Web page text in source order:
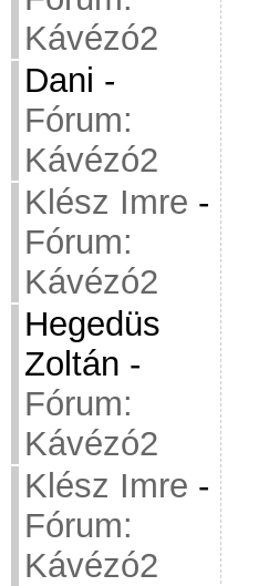
Kávézó2
Dani -
Fórum:
Kávézó2
Klész Imre -
Fórum:
Kávézó2
Hegedüs
Zoltán -
Fórum:
Kávézó2
Klész Imre -
Fórum:
Kávézó2